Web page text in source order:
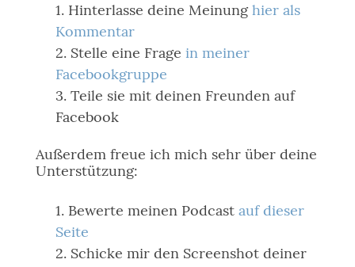
Hinterlasse deine Meinung hier als
Kommentar
Stelle eine Frage in meiner
Facebookgruppe
Teile sie mit deinen Freunden auf
Facebook
Außerdem freue ich mich sehr über deine
Unterstützung:
Bewerte meinen Podcast auf dieser
Seite
Schicke mir den Screenshot deiner